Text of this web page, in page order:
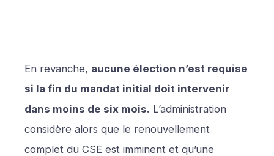
En revanche, aucune élection n’est requise
si la fin du mandat initial doit intervenir
dans moins de six mois. L’administration
considère alors que le renouvellement
complet du CSE est imminent et qu’une